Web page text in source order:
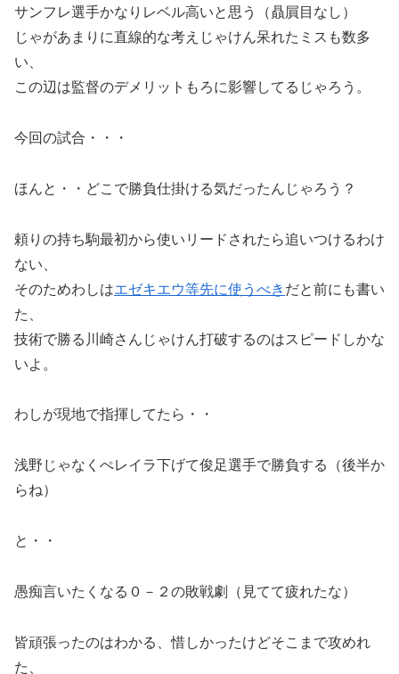
サンフレ選手かなりレベル高いと思う（贔屓目なし）
じゃがあまりに直線的な考えじゃけん呆れたミスも数多
い、
この辺は監督のデメリットもろに影響してるじゃろう。
今回の試合・・・
ほんと・・どこで勝負仕掛ける気だったんじゃろう？
頼りの持ち駒最初から使いリードされたら追いつけるわけ
ない、
そのためわしはエゼキエウ等先に使うべき だと前にも書い
た、
技術で勝る川崎さんじゃけん打破するのはスピードしかな
いよ。
わしが現地で指揮してたら・・
浅野じゃなくぺレイラ下げて俊足選手で勝負する（後半か
らね）
と・・
愚痴言いたくなる０－２の敗戦劇（見てて疲れたな）
皆頑張ったのはわかる、惜しかったけどそこまで攻めれ
た、